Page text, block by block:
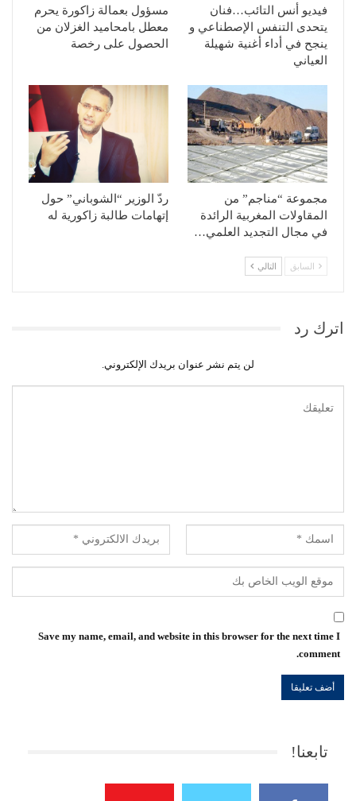
فيديو أنس التائب…فنان
يتحدى التنفس الإصطناعي و
ينجح في أداء أغنية شهيلة
العياني
مسؤول بعمالة زاكورة يحرم
معطل بامحاميد الغزلان من
الحصول على رخصة
مجموعة “مناجم” من
المقاولات المغربية الرائدة
في مجال التجديد العلمي…
ردّ الوزير “الشوباني” حول
إتهامات طالبة زاكورية له
السابق التالي
اترك رد
لن يتم نشر عنوان بريدك الإلكتروني.
Save my name, email, and website in this browser for the next time I
comment.
تابعنا!